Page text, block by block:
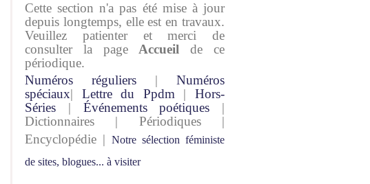
Cette section n'a pas été mise à jour
depuis longtemps, elle est en travaux.
Veuillez patienter et merci de
consulter la page Accueil de ce
périodique.
Numéros réguliers | Numéros
spéciaux| Lettre du Ppdm |Hors-
Séries | Événements poétiques |
Dictionnaires | Périodiques |
Encyclopédie | Notre sélection féministe
de sites, blogues... à visiter